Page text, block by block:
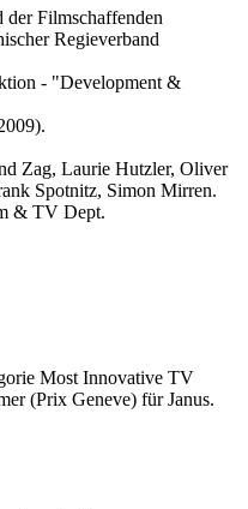
der Filmschaffenden
Regieverband
- "Development &
Zag, Laurie Hutzler, Oliver
Spotnitz, Simon Mirren.
& TV Dept.
Most Innovative TV
(Prix Geneve) für Janus.